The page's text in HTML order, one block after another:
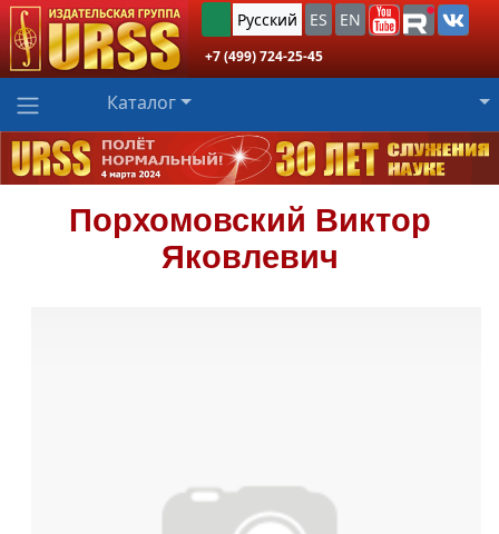
Русский ES EN
+7 (499) 724-25-45
Каталог
Порхомовский Виктор
Яковлевич